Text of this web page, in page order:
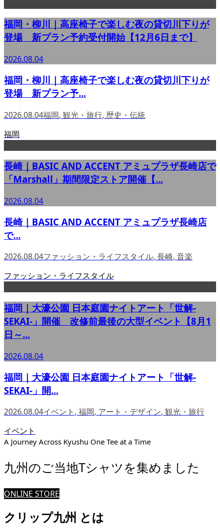
福岡・柳川｜高座椅子で楽しむ夜の貸切川下りが
登場 新プラン予約受付開始【12月6日まで】
2026.08.04
福岡・柳川｜高座椅子で楽しむ夜の貸切川下りが
登場 新プラン予...
2026.08.04福岡, 観光・旅行, 歴史・伝統
福岡
長崎｜BASIC AND ACCENT アミュプラザ長崎店で
「Marshall」期間限定ストア開催【...
2026.08.04
長崎｜BASIC AND ACCENT アミュプラザ長崎店
で...
2026.08.04ファッション・ライフスタイル, 長崎, 音楽
ファッション・ライフスタイル
福岡｜大濠公園 日本庭園ナイトアート「世解-
SEKAI-」開催 改修前最後の大型イベント【8月1
日～...
2026.08.04
福岡｜大濠公園 日本庭園ナイトアート「世解-
SEKAI-」開...
2026.08.04イベント , 福岡, アート・デザイン, 観光・旅行
イベント
A Journey Across Kyushu One Tee at a Time
九州のご当地Tシャツを集めました
ONLINE STORE
クリップ九州 とは